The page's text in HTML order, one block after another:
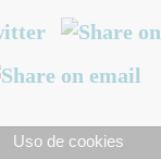
Uso de cookies